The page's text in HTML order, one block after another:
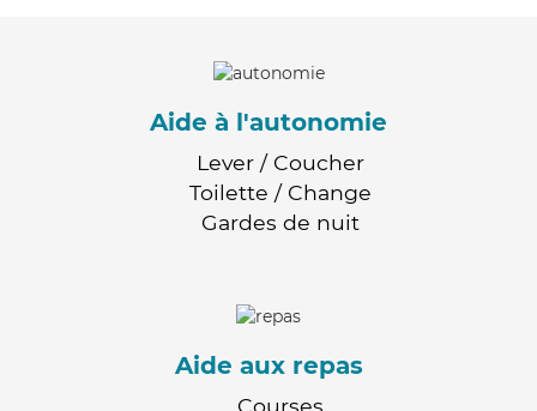
Aide à l'autonomie
Lever / Coucher
Toilette / Change
Gardes de nuit
Aide aux repas
Courses